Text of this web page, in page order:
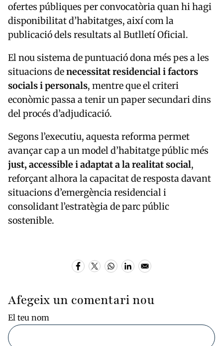
ofertes públiques per convocatòria quan hi hagi
disponibilitat d’habitatges, així com la
publicació dels resultats al Butlletí Oficial.
El nou sistema de puntuació dona més pes a les
situacions denecessitat residencial i factors
socials i personals, mentre que el criteri
econòmic passa a tenir un paper secundari dins
del procés d’adjudicació.
Segons l’executiu, aquesta reforma permet
avançar cap a un model d’habitatge públic més
just, accessible i adaptat a la realitat social,
reforçant alhora la capacitat de resposta davant
situacions d’emergència residencial i
consolidant l’estratègia de parc públic
sostenible.
Afegeix un comentari nou
El teu nom